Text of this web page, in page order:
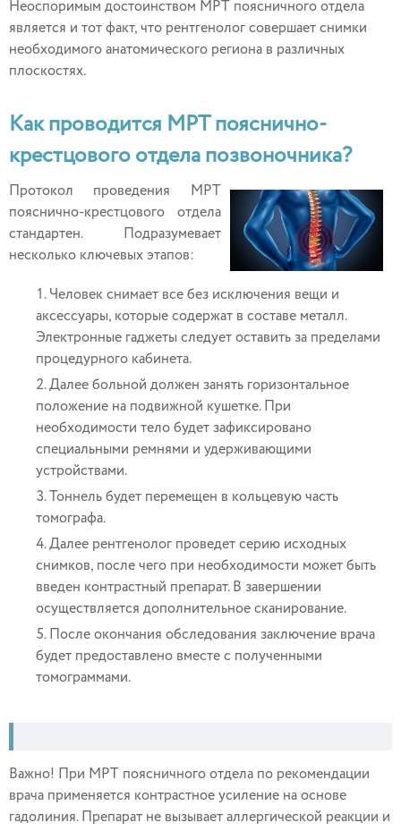
Неоспоримым достоинством МРТ поясничного отдела
является и тот факт, что рентгенолог совершает снимки
необходимого анатомического региона в различных
плоскостях.
Как проводится МРТ пояснично-
крестцового отдела позвоночника?
Протокол проведения МРТ
пояснично-крестцового отдела
стандартен. Подразумевает
несколько ключевых этапов:
Человек снимает все без исключения вещи и
аксессуары, которые содержат в составе металл.
Электронные гаджеты следует оставить за пределами
процедурного кабинета.
Далее больной должен занять горизонтальное
положение на подвижной кушетке. При
необходимости тело будет зафиксировано
специальными ремнями и удерживающими
устройствами.
Тоннель будет перемещен в кольцевую часть
томографа.
Далее рентгенолог проведет серию исходных
снимков, после чего при необходимости может быть
введен контрастный препарат. В завершении
осуществляется дополнительное сканирование.
После окончания обследования заключение врача
будет предоставлено вместе с полученными
томограммами.
Важно! При МРТ поясничного отдела по рекомендации
врача применяется контрастное усиление на основе
гадолиния. Препарат не вызывает аллергической реакции и